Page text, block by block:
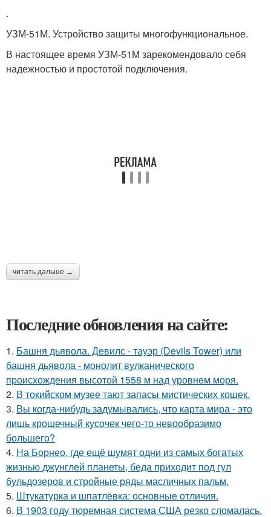
.
УЗМ-51М. Устройство защиты многофункциональное.
В настоящее время УЗМ-51М зарекомендовало себя
надежностью и простотой подключения.
читать дальше →
Последние обновления на сайте:
1. Башня дьявола. Девилс - тауэр (Devils Tower) или
башня дьявола - монолит вулканического
происхождения высотой 1558 м над уровнем моря.
2. В токийском музее тают запасы мистических кошек.
3. Вы когда-нибудь задумывались, что карта мира - это
лишь крошечный кусочек чего-то невообразимо
большего?
4. На Борнео, где ещё шумят одни из самых богатых
жизнью джунглей планеты, беда приходит под гул
бульдозеров и стройные ряды масличных пальм.
5. Штукатурка и шпатлёвка: основные отличия.
6. В 1903 году тюремная система США резко сломалась.